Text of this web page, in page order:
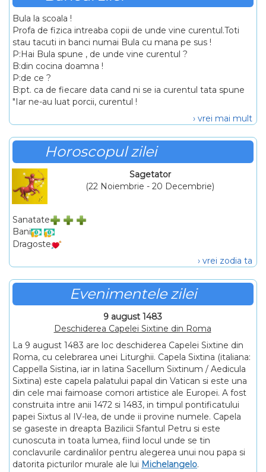
Bula la scoala !
Profa de fizica intreaba copii de unde vine curentul.Toti
stau tacuti in banci numai Bula cu mana pe sus !
P:Hai Bula spune , de unde vine curentul ?
B:din cocina doamna !
P:de ce ?
B:pt. ca de fiecare data cand ni se ia curentul tata spune
"Iar ne-au luat porcii, curentul !
› vrei mai mult
Horoscopul zilei
Sagetator
(22 Noiembrie - 20 Decembrie)
Sanatate
Bani
Dragoste
› vrei zodia ta
Evenimentele zilei
9 august 1483
Deschiderea Capelei Sixtine din Roma
La 9 august 1483 are loc deschiderea Capelei Sixtine din
Roma, cu celebrarea unei Liturghii. Capela Sixtina (italiana:
Cappella Sistina, iar in latina Sacellum Sixtinum / Aedicula
Sixtina) este capela palatului papal din Vatican si este una
din cele mai faimoase comori artistice ale Europei. A fost
construita intre anii 1472 si 1483, in timpul pontificatului
papei Sixtus al IV-lea, de unde ii provine numele. Capela
se gaseste in dreapta Bazilicii Sfantul Petru si este
cunoscuta in toata lumea, fiind locul unde se tin
conclavurile cardinalilor pentru alegerea unui nou papa si
datorita picturilor murale ale lui Michelangelo.